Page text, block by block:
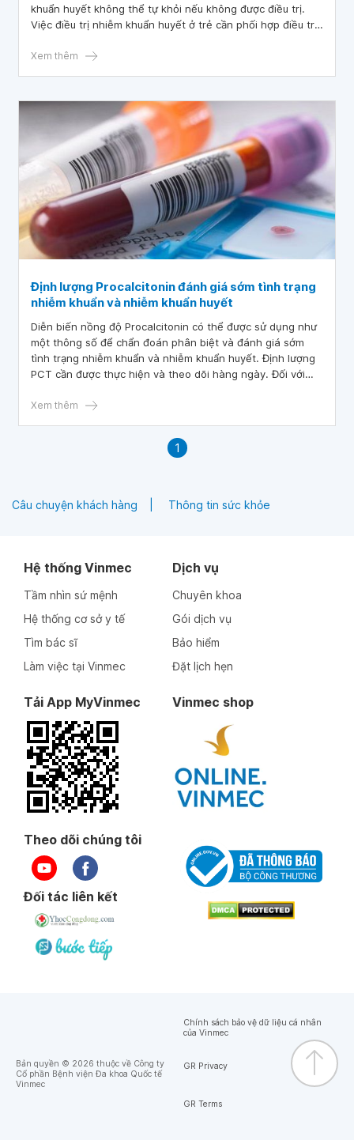
khuẩn huyết không thể tự khỏi nếu không được điều trị.
Việc điều trị nhiễm khuẩn huyết ở trẻ cần phối hợp điều trị
về sức khỏe cho trẻ.
Xem thêm
Định lượng Procalcitonin đánh giá sớm tình trạng
nhiễm khuẩn và nhiễm khuẩn huyết
Diễn biến nồng độ Procalcitonin có thể được sử dụng như
một thông số để chẩn đoán phân biệt và đánh giá sớm
tình trạng nhiễm khuẩn và nhiễm khuẩn huyết. Định lượng
PCT cần được thực hiện và theo dõi hàng ngày. Đối với
khoảng thời gian ngắn từ 8 đến 12 giờ.
Xem thêm
1
Câu chuyện khách hàng Thông tin sức khỏe
Hệ thống Vinmec
Tầm nhìn sứ mệnh
Hệ thống cơ sở y tế
Tìm bác sĩ
Làm việc tại Vinmec
Dịch vụ
Chuyên khoa
Gói dịch vụ
Bảo hiểm
Đặt lịch hẹn
Tải App MyVinmec Vinmec shop
Theo dõi chúng tôi
Đối tác liên kết
Bản quyền © 2026 thuộc về Công ty
Cổ phần Bệnh viện Đa khoa Quốc tế
Vinmec
Chính sách bảo vệ dữ liệu cá nhân
của Vinmec
GR Privacy
GR Terms